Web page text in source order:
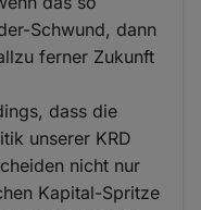
Schwund, dann
ferner Zukunft
dass die
unserer KRD
nicht nur
Kapital-Spritze